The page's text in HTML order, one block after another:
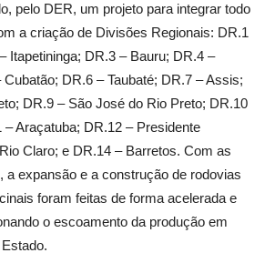
pelo DER, um projeto para integrar todo
a criação de Divisões Regionais: DR.1
Itapetininga; DR.3 – Bauru; DR.4 –
DR.6 – Taubaté; DR.7 – Assis;
DR.9 – São José do Rio Preto; DR.10
– Araçatuba; DR.12 – Presidente
Claro; e DR.14 – Barretos. Com as
a expansão e a construção de rodovias
foram feitas de forma acelerada e
o escoamento da produção em